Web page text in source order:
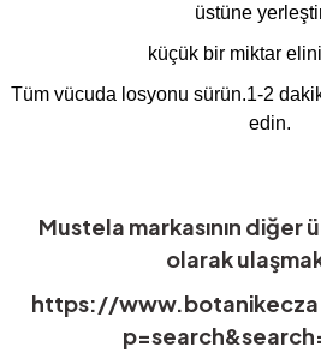
üstüne
küçük bir miktar
Tüm vücuda losyonu sürün.1-2
edin.
Mustela markasının diğer
olarak
https://